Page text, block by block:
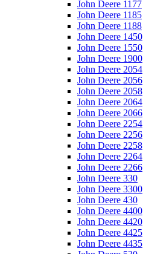
John Deere 1177
John Deere 1185
John Deere 1188
John Deere 1450
John Deere 1550
John Deere 1900
John Deere 2054
John Deere 2056
John Deere 2058
John Deere 2064
John Deere 2066
John Deere 2254
John Deere 2256
John Deere 2258
John Deere 2264
John Deere 2266
John Deere 330
John Deere 3300
John Deere 430
John Deere 4400
John Deere 4420
John Deere 4425
John Deere 4435